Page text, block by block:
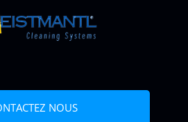
NOUS